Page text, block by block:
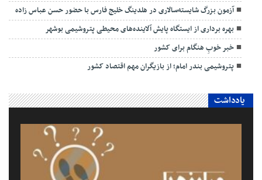
آزمون بزرگ شایسته‌سالاری در هلدینگ خلیج فارس با حضور حسن عباس زاده
بهره برداری از ایستگاه پایش آلاینده‌های محیطی پتروشیمی بوشهر
خبر خوبِ هنگام برای کشور
پتروشیمی بندر امام؛ از بازیگران مهم اقتصاد کشور
یادداشت